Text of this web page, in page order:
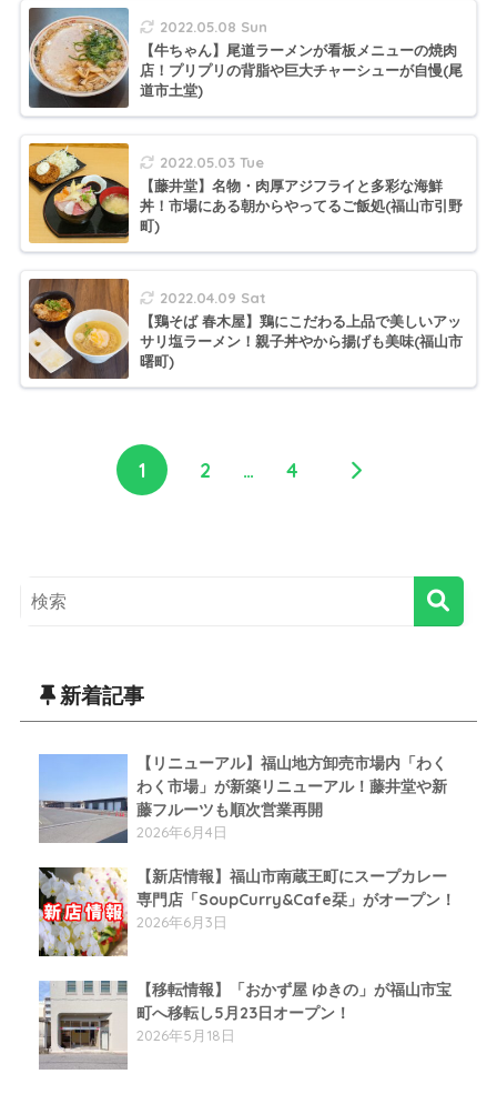
2022.05.08 Sun
【牛ちゃん】尾道ラーメンが看板メニューの焼肉
店！プリプリの背脂や巨大チャーシューが自慢(尾
道市土堂)
2022.05.03 Tue
【藤井堂】名物・肉厚アジフライと多彩な海鮮
丼！市場にある朝からやってるご飯処(福山市引野
町)
2022.04.09 Sat
【鶏そば 春木屋】鶏にこだわる上品で美しいアッ
サリ塩ラーメン！親子丼やから揚げも美味(福山市
曙町)
1 2 … 4
新着記事
【リニューアル】福山地方卸売市場内「わく
わく市場」が新築リニューアル！藤井堂や新
藤フルーツも順次営業再開
2026年6月4日
【新店情報】福山市南蔵王町にスープカレー
専門店「SoupCurry&Cafe栞」がオープン！
2026年6月3日
【移転情報】「おかず屋 ゆきの」が福山市宝
町へ移転し5月23日オープン！
2026年5月18日